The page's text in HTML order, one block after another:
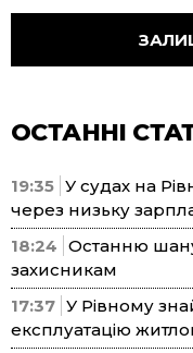
ОСТАННІ
19:35 У судах на
через низьку
18:24 Останню
захисникам
17:37 У Рівному
експлуатацію